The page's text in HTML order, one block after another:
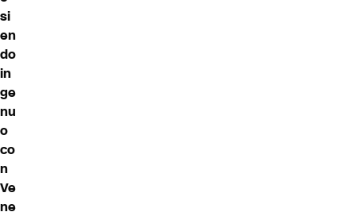
si
en
do
in
ge
nu
o
co
n
Ve
ne